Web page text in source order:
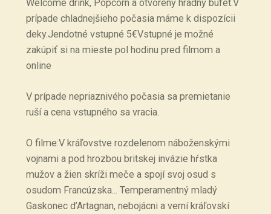
Welcome drink, Popcorn a otvorený hradný bufet.V
prípade chladnejšieho počasia máme k dispozícii
deky.Jendotné vstupné 5€Vstupné je možné
zakúpiť si na mieste pol hodinu pred filmom a
online
V prípade nepriaznivého počasia sa premietanie
ruší a cena vstupného sa vracia.
O filme:V kráľovstve rozdelenom náboženskými
vojnami a pod hrozbou britskej invázie hŕstka
mužov a žien skríži meče a spojí svoj osud s
osudom Francúzska... Temperamentný mladý
Gaskonec d’Artagnan, nebojácni a verní kráľovskí